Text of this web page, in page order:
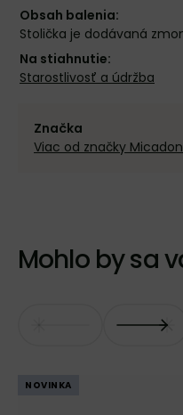
Obsah balenia:
Stolička je dodávaná
Na stiahnutie:
Starostlivosť a údržba
Značka
Viac od značky
Mohlo by sa
NOVINKA